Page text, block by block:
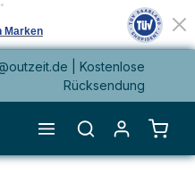
| Kostenlose
Rücksendung